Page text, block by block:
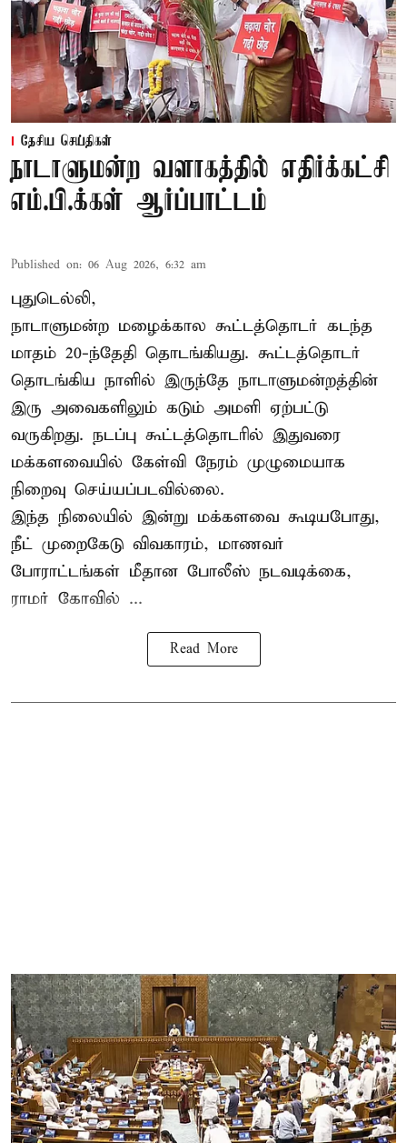
தேசிய செய்திகள்
நாடாளுமன்ற வளாகத்தில் எதிர்க்கட்சி
எம்.பி.க்கள் ஆர்ப்பாட்டம்
Published on: 06 Aug 2026, 6:32 am
புதுடெல்லி,
நாடாளுமன்ற மழைக்கால கூட்டத்தொடர் கடந்த
மாதம் 20-ந்தேதி தொடங்கியது. கூட்டத்தொடர்
தொடங்கிய நாளில் இருந்தே நாடாளுமன்றத்தின்
இரு அவைகளிலும் கடும் அமளி ஏற்பட்டு
வருகிறது. நடப்பு கூட்டத்தொடரில் இதுவரை
மக்களவையில் கேள்வி நேரம் முழுமையாக
நிறைவு செய்யப்படவில்லை.
இந்த நிலையில் இன்று மக்களவை கூடியபோது,
நீட் முறைகேடு விவகாரம், மாணவர்
போராட்டங்கள் மீதான போலீஸ் நடவடிக்கை,
ராமர் கோவில் ...
Read More